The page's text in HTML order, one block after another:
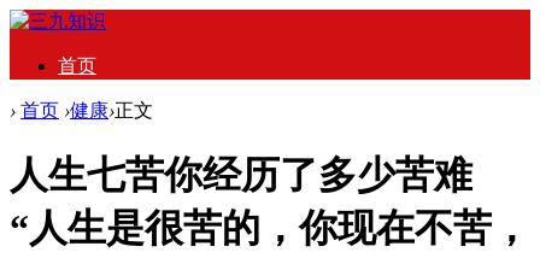
首页
› 首页 ›健康›正文
人生七苦你经历了多少苦难
“人生是很苦的，你现在不苦，